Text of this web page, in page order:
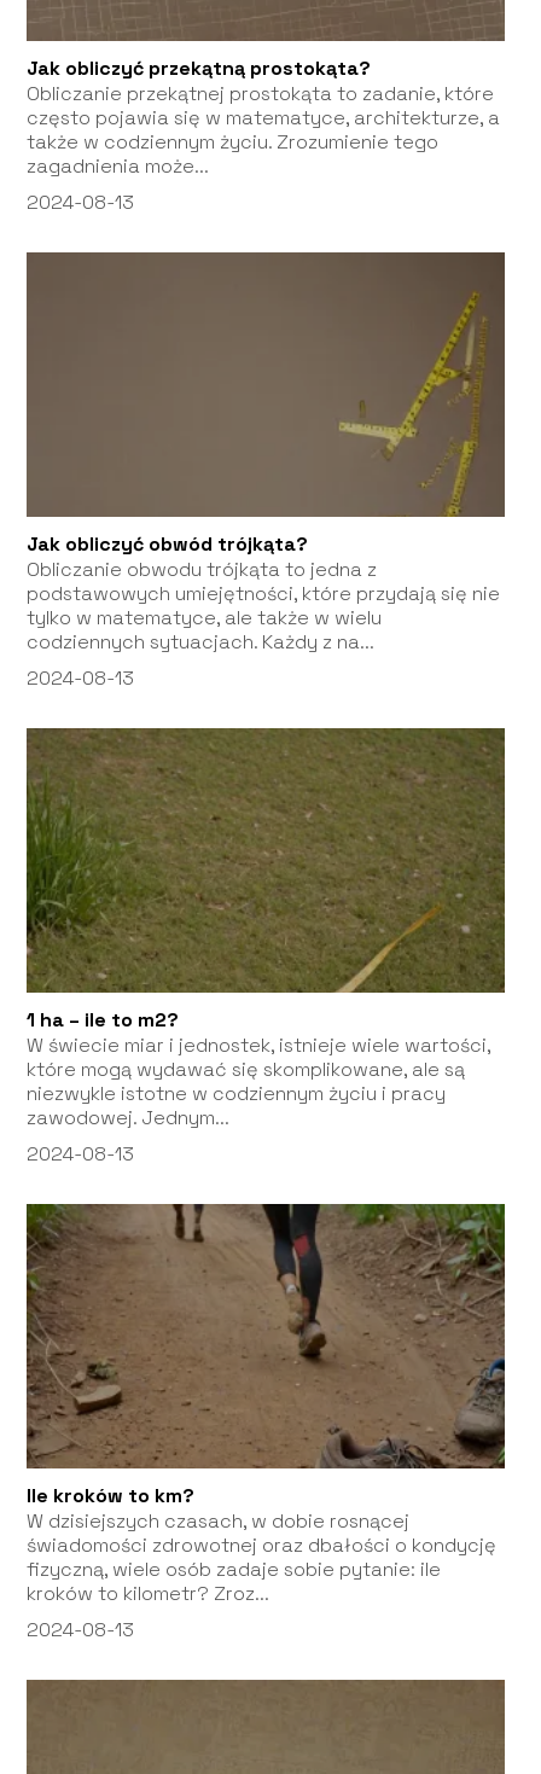
Jak obliczyć przekątną prostokąta?
Obliczanie przekątnej prostokąta to zadanie, które
często pojawia się w matematyce, architekturze, a
także w codziennym życiu. Zrozumienie tego
zagadnienia może...
2024-08-13
Jak obliczyć obwód trójkąta?
Obliczanie obwodu trójkąta to jedna z
podstawowych umiejętności, które przydają się nie
tylko w matematyce, ale także w wielu
codziennych sytuacjach. Każdy z na...
2024-08-13
1 ha – ile to m2?
W świecie miar i jednostek, istnieje wiele wartości,
które mogą wydawać się skomplikowane, ale są
niezwykle istotne w codziennym życiu i pracy
zawodowej. Jednym...
2024-08-13
Ile kroków to km?
W dzisiejszych czasach, w dobie rosnącej
świadomości zdrowotnej oraz dbałości o kondycję
fizyczną, wiele osób zadaje sobie pytanie: ile
kroków to kilometr? Zroz...
2024-08-13